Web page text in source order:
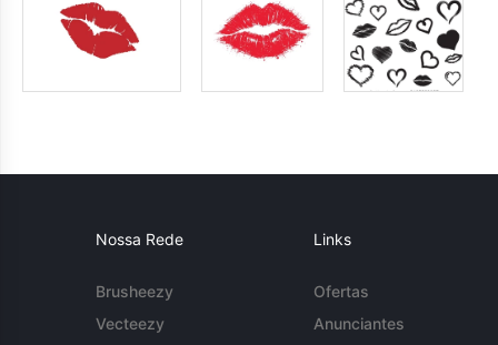
Nossa Rede
Brusheezy
Vecteezy
Links
Ofertas
Anunciantes